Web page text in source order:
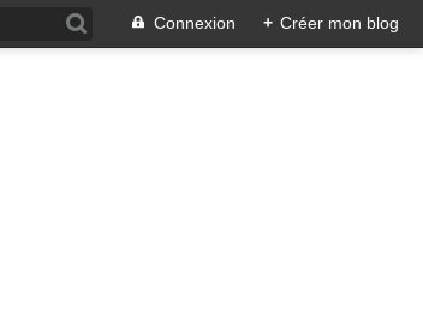
Connexion + Créer mon blog